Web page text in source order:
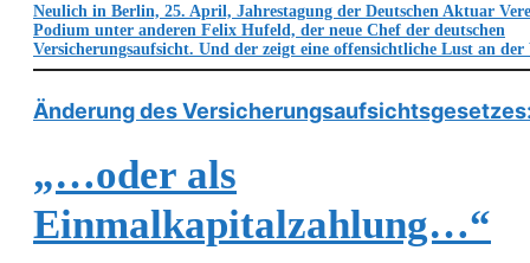
Neulich in Berlin, 25. April, Jahrestagung der Deutschen Aktuar
Podium unter anderen Felix Hufeld, der neue Chef der deutschen
Versicherungsaufsicht. Und der zeigt eine offensichtliche Lust an
Änderung des
„…oder als
Einmalkapitalzahlung…“